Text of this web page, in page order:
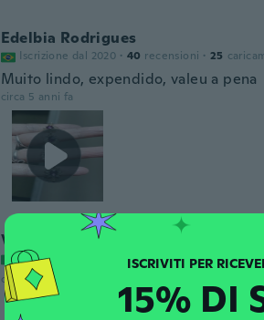
Edelbia Rodrigues
Iscrizione dal 2020 · 40 recensioni · 25
Muito lindo, expendido, valeu a pena
circa 5 anni fa
Valerio
Iscrizione dal 2015 12 recensioni · 1
circa 5 anni fa
15% DI